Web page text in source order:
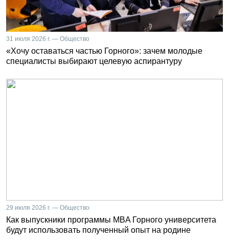
31 июля 2026 г. — Общество
«Хочу оставаться частью Горного»: зачем молодые
специалисты выбирают целевую аспирантуру
29 июля 2026 г. — Общество
Как выпускники программы MBA Горного университета
будут использовать полученный опыт на родине